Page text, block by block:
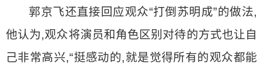
郭京飞还直接回应观众“打倒苏明成”的做法,
他认为,观众将演员和角色区别对待的方式也让自
己非常高兴,“挺感动的,就是觉得所有的观众都能